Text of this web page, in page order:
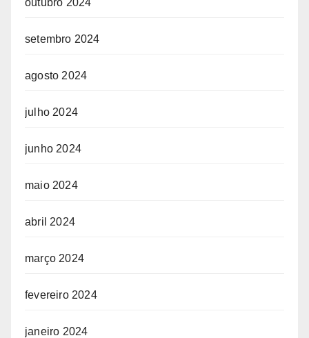
setembro 2024
agosto 2024
julho 2024
junho 2024
maio 2024
abril 2024
março 2024
fevereiro 2024
janeiro 2024